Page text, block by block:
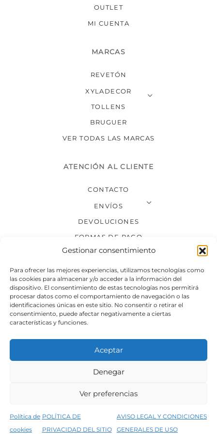
Gestionar consentimiento
Para ofrecer las mejores experiencias, utilizamos tecnologías como
las cookies para almacenar y/o acceder a la información del
dispositivo. El consentimiento de estas tecnologías nos permitirá
procesar datos como el comportamiento de navegación o las
identificaciones únicas en este sitio. No consentir o retirar el
consentimiento, puede afectar negativamente a ciertas
características y funciones.
Aceptar
Denegar
Ver preferencias
Política de
cookies
POLÍTICA DE
PRIVACIDAD DEL SITIO
AVISO LEGAL Y CONDICIONES
GENERALES DE USO
producto
OUTLET
MI CUENTA
MARCAS
REVETÓN
XYLADECOR
TOLLENS
BRUGUER
VER TODAS LAS MARCAS
ATENCIÓN AL CLIENTE
CONTACTO
ENVÍOS
DEVOLUCIONES
FORMAS DE PAGO
SÍGUENOS
Condiciones generales de venta
Política de privacidad del sitio web